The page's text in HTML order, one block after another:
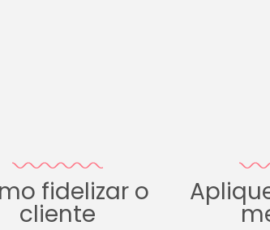
fidelizar o
cliente